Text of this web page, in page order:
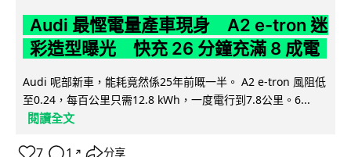
Audi 最慳電量產車現身 A2 e-tron 迷
彩造型曝光 快充 26 分鐘充滿 8 成電
Audi 呢部新車，能耗竟然係25年前嘅一半。 A2 e-tron 風阻低
至0.24，每百公里只需12.8 kWh，一度電行到7.8公里。6...
閱讀全文
7 1 ↗ 分享